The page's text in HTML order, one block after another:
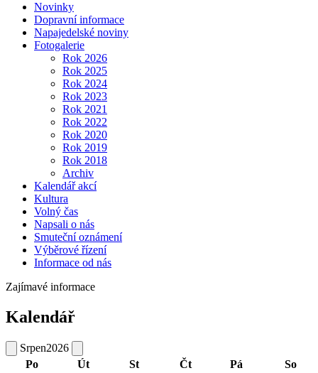
Novinky
Dopravní informace
Napajedelské noviny
Fotogalerie
Rok 2026
Rok 2025
Rok 2024
Rok 2023
Rok 2021
Rok 2022
Rok 2020
Rok 2019
Rok 2018
Archiv
Kalendář akcí
Kultura
Volný čas
Napsali o nás
Smuteční oznámení
Výběrové řízení
Informace od nás
Zajímavé informace
Kalendář
Srpen2026
Po
Út St Čt Pá
So